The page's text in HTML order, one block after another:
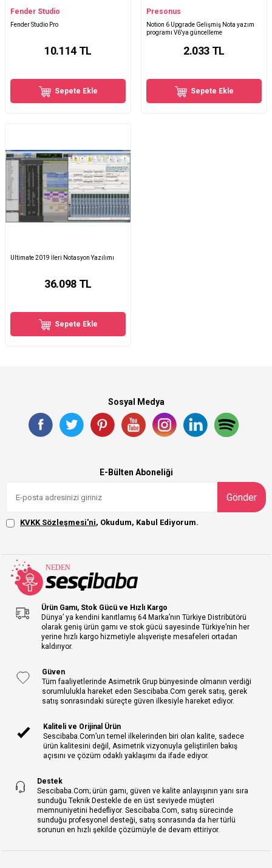
Fender Studio
Fender Studio Pro
10.114TL
Sepete Ekle
Presonus
Notion 6 Upgrade Gelişmiş Nota yazım
programı V6'ya güncelleme
2.033 TL
Sepete Ekle
Ultimate 2019 İleri Notasyon Yazılımı
36.098TL
Sepete Ekle
Sosyal Medya
E-Bülten Aboneliği
Gönder
KVKK Sözleşmesi'ni, Okudum, Kabul Ediyorum.
Ürün Gamı, Stok Gücü ve Hızlı Kargo
Dünya’ ya kendini kanıtlamış 64 Marka’nın Türkiye Distribütörü
olarak geniş ürün gamı ve stok gücü sayesinde Türkiye’nin her
yerine hızlı kargo hizmetiyle alışverişte mesafeleri ortadan
kaldırıyor.
Güven
Tüm faaliyetlerinde Asimetrik Grup bünyesinde olmanın verdiği
sorumlulukla hareket eden Sescibaba.Com gerek satış, gerek
satış sonrasındaki süreçte güven ilkesiyle hareket ediyor.
Kaliteli ve Orijinal Ürün
Sescibaba.Com’un temel ilkelerinden biri olan kalite, sadece
ürün kalitesini değil, Asimetrik vizyonuyla geliştirilen bakış
açısını ve çözüm odaklı yaklaşımı da ifade ediyor.
Destek
Sescibaba.Com; ürün gamı, güven ve kalite anlayışının yanı sıra
sunduğu Teknik Destekle de en üst seviyede müşteri
memnuniyetini hedefliyor. Sescibaba.Com, satış sürecinde
sunduğu profesyonel desteği, satış sonrasında da her türlü
sorunun en hızlı şekilde çözümüyle de devam ettiriyor.